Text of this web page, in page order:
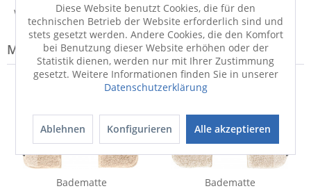
Weitere Informationen zum Versand...
Modell-Familie: MELANGE
Badematte
Badematte
Diese Website benutzt Cookies, die für den
technischen Betrieb der Website erforderlich sind und
stets gesetzt werden. Andere Cookies, die den Komfort
bei Benutzung dieser Website erhöhen oder der
Statistik dienen, werden nur mit Ihrer Zustimmung
gesetzt. Weitere Informationen finden Sie in unserer
Datenschutzerklärung
Ablehnen Konfigurieren Alle akzeptieren